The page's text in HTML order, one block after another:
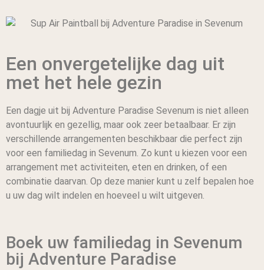
Een onvergetelijke dag uit
met het hele gezin
Een dagje uit bij Adventure Paradise Sevenum is niet alleen
avontuurlijk en gezellig, maar ook zeer betaalbaar. Er zijn
verschillende arrangementen beschikbaar die perfect zijn
voor een familiedag in Sevenum. Zo kunt u kiezen voor een
arrangement met activiteiten, eten en drinken, of een
combinatie daarvan. Op deze manier kunt u zelf bepalen hoe
u uw dag wilt indelen en hoeveel u wilt uitgeven.
Boek uw familiedag in Sevenum
bij Adventure Paradise